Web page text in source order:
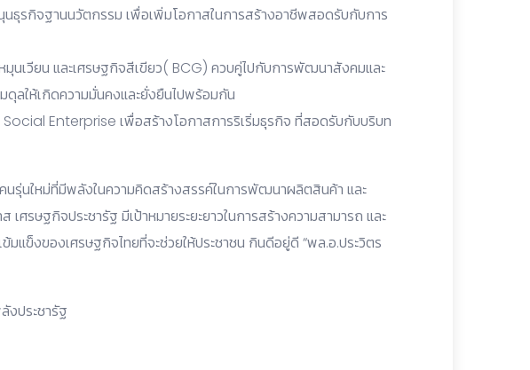
ธุรกิจฐานนวัตกรรม เพื่อเพิ่มโอกาสในการสร้างอาชีพสอดรับกับการ
นเวียน และเศรษฐกิจสีเขียว( BCG) ควบคู่ไปกับการพัฒนาสังคมและ
ลให้เกิดความมั่นคงและยั่งยืนไปพร้อมกัน
Social Enterprise เพื่อสร้างโอกาสการริเริ่มธุรกิจ ที่สอดรับกับบริบท
นรุ่นใหม่ที่มีพลังในความคิดสร้างสรรค์ในการพัฒนาผลิตสินค้า และ
ศรษฐกิจประชารัฐ มีเป้าหมายระยะยาวในการสร้างความสามารถ และ
มแข็งของเศรษฐกิจไทยที่จะช่วยให้ประชาชน กินดีอยู่ดี “พล.อ.ประวิตร
งประชารัฐ